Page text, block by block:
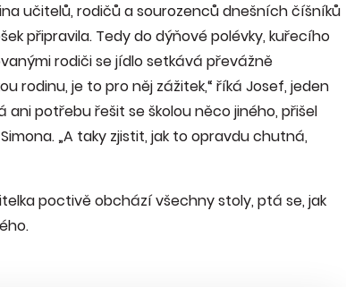
učitelů, rodičů a sourozenců dnešních číšníků
připravila. Tedy do dýňové polévky, kuřecího
rodiči se jídlo setkává převážně
rodinu, je to pro něj zážitek,“ říká Josef, jeden
ani potřebu řešit se školou něco jiného, přišel
„A taky zjistit, jak to opravdu chutná,
poctivě obchází všechny stoly, ptá se, jak